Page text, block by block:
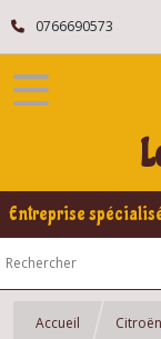
0766690573
Accueil